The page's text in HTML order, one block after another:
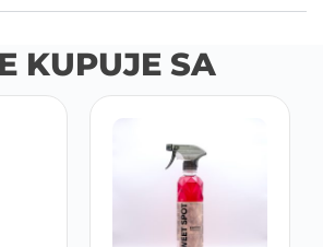
KUPUJE SA